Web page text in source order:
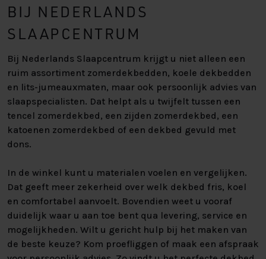
BIJ NEDERLANDS
SLAAPCENTRUM
Bij Nederlands Slaapcentrum krijgt u niet alleen een
ruim assortiment zomerdekbedden, koele dekbedden
en lits-jumeauxmaten, maar ook persoonlijk advies van
slaapspecialisten. Dat helpt als u twijfelt tussen een
tencel zomerdekbed, een zijden zomerdekbed, een
katoenen zomerdekbed of een dekbed gevuld met
dons.
In de winkel kunt u materialen voelen en vergelijken.
Dat geeft meer zekerheid over welk dekbed fris, koel
en comfortabel aanvoelt. Bovendien weet u vooraf
duidelijk waar u aan toe bent qua levering, service en
mogelijkheden. Wilt u gericht hulp bij het maken van
de beste keuze? Kom proefliggen of maak een afspraak